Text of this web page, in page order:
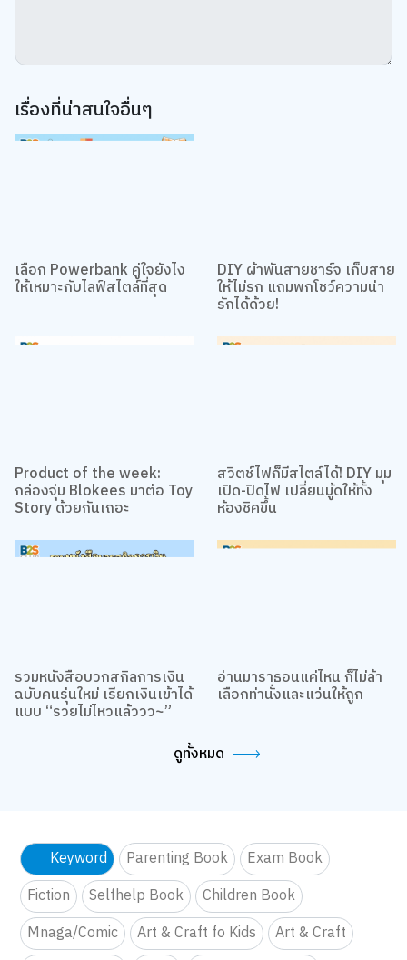
เรื่องที่น่าสนใจอื่นๆ
เลือก Powerbank คู่ใจยังไง
ให้เหมาะกับไลฟ์สไตล์ที่สุด
DIY ผ้าพันสายชาร์จ เก็บสาย
ให้ไม่รก แถมพกโชว์ความน่า
Product of the week:
กล่องจุ่ม Blokees มาต่อ Toy
สวิตช์ไฟก็มีสไตล์ได้! DIY มุม
เปิด-ปิดไฟ เปลี่ยนมู้ดให้ทั้ง
รวมหนังสือบวกสกิลการเงิน
ฉบับคนรุ่นใหม่ เรียกเงินเข้าได้
อ่านมาราธอนแค่ไหน ก็ไม่ล้า
เลือกท่านั่งและแว่นให้ถูก
ดูทั้งหมด
Keyword Parenting Book
Exam Book
Fiction
Selfhelp Book
Children Book
Mnaga/Comic
Art & Craft fo Kids
Art & Craft
We use cookies to improve your experience and performance on our
website. You can manage your preferences by clicking "Change
Cookie Policy
Accept All